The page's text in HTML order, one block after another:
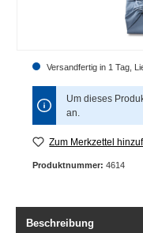
Versandfertig in 1 Tag,
Um dieses
an.
Zum Merkzettel
Produktnummer: 4614
Beschreibung